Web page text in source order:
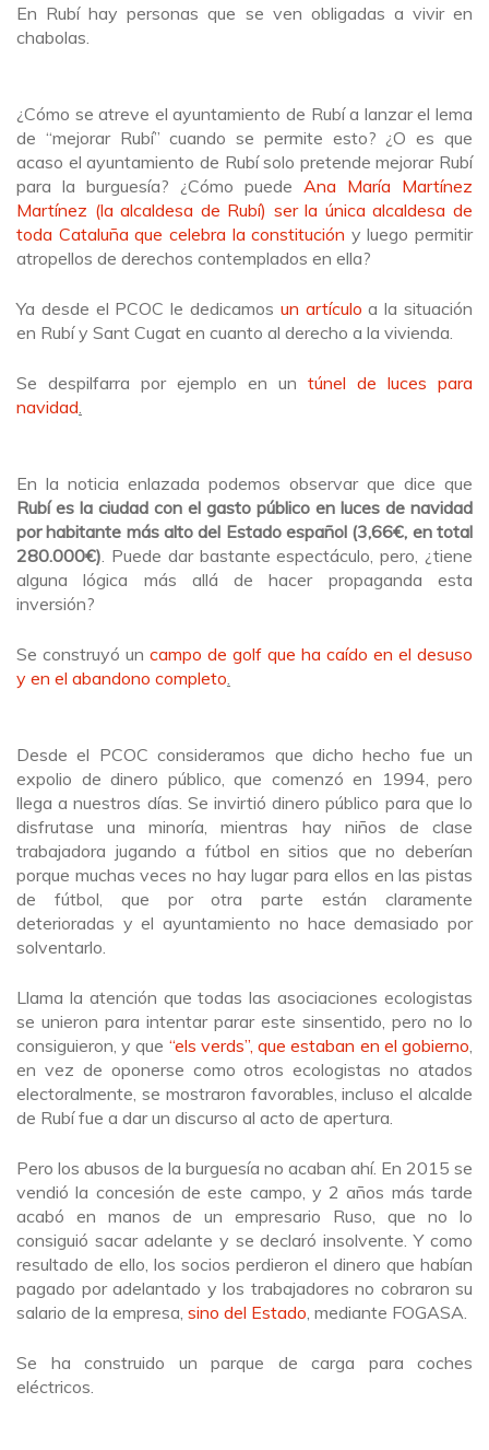
En Rubí hay personas que se ven obligadas a vivir en
chabolas.
¿Cómo se atreve el ayuntamiento de Rubí a lanzar el lema
de “mejorar Rubí” cuando se permite esto? ¿O es que
acaso el ayuntamiento de Rubí solo pretende mejorar Rubí
para la burguesía? ¿Cómo puede Ana María Martínez
Martínez (la alcaldesa de Rubí) ser la única alcaldesa de
toda Cataluña que celebra la constitución y luego permitir
atropellos de derechos contemplados en ella?
Ya desde el PCOC le dedicamos un artículo a la situación
en Rubí y Sant Cugat en cuanto al derecho a la vivienda.
Se despilfarra por ejemplo en un túnel de luces para
navidad
En la noticia enlazada podemos observar que dice que
Rubí es la ciudad con el gasto público en luces de navidad
por habitante más alto del Estado español (3,66€, en total
280.000€) . Puede dar bastante espectáculo, pero, ¿tiene
alguna lógica más allá de hacer propaganda esta
inversión?
Se construyó un campo de golf que ha caído en el desuso
y en el abandono completo
Desde el PCOC consideramos que dicho hecho fue un
expolio de dinero público, que comenzó en 1994, pero
llega a nuestros días. Se invirtió dinero público para que lo
disfrutase una minoría, mientras hay niños de clase
trabajadora jugando a fútbol en sitios que no deberían
porque muchas veces no hay lugar para ellos en las pistas
de fútbol, que por otra parte están claramente
deterioradas y el ayuntamiento no hace demasiado por
solventarlo.
Llama la atención que todas las asociaciones ecologistas
se unieron para intentar parar este sinsentido, pero no lo
consiguieron, y que “els verds”, que estaban en el gobierno
en vez de oponerse como otros ecologistas no atados
electoralmente, se mostraron favorables, incluso el alcalde
de Rubí fue a dar un discurso al acto de apertura.
Pero los abusos de la burguesía no acaban ahí. En 2015 se
vendió la concesión de este campo, y 2 años más tarde
acabó en manos de un empresario Ruso, que no lo
consiguió sacar adelante y se declaró insolvente. Y como
resultado de ello, los socios perdieron el dinero que habían
pagado por adelantado y los trabajadores no cobraron su
salario de la empresa, sino del Estado , mediante FOGASA.
Se ha construido un parque de carga para coches
eléctricos.